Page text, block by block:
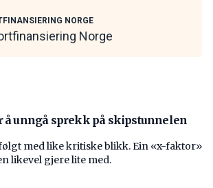
NORGE
Norge
å unngå sprekk på skipstunnelen
med like kritiske blikk. Ein «x-faktor»
likevel gjere lite med.